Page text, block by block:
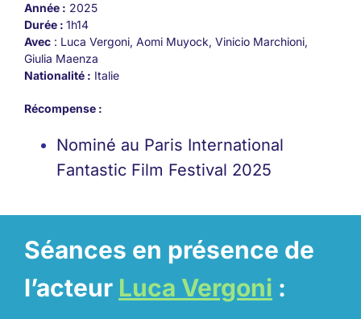
Année : 2025
Durée : 1h14
Avec: Luca Vergoni, Aomi Muyock, Vinicio Marchioni,
Giulia Maenza
Nationalité : Italie
Récompense :
Nominé au Paris International
Fantastic Film Festival 2025
Séances en présence de
l’acteur Luca Vergoni :